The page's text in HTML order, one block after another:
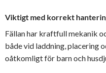
Viktigt med korrekt
Fällan har kraftfull mekanik
både vid laddning, placering
oåtkomligt för barn och